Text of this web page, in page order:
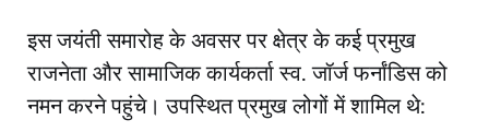
​इस जयंती समारोह के अवसर पर क्षेत्र के कई प्रमुख
राजनेता और सामाजिक कार्यकर्ता स्व. जॉर्ज फर्नांडिस को
नमन करने पहुंचे। उपस्थित प्रमुख लोगों में शामिल थे: